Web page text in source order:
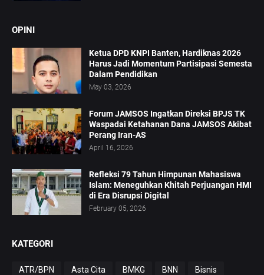
OPINI
Ketua DPD KNPI Banten, Hardiknas 2026
Harus Jadi Momentum Partisipasi Semesta
Dalam Pendidikan
May 03, 2026
Forum JAMSOS Ingatkan Direksi BPJS TK
Waspadai Ketahanan Dana JAMSOS Akibat
Perang Iran-AS
April 16, 2026
Refleksi 79 Tahun Himpunan Mahasiswa
Islam: Meneguhkan Khitah Perjuangan HMI
di Era Disrupsi Digital
February 05, 2026
KATEGORI
ATR/BPN Asta Cita BMKG BNN Bisnis